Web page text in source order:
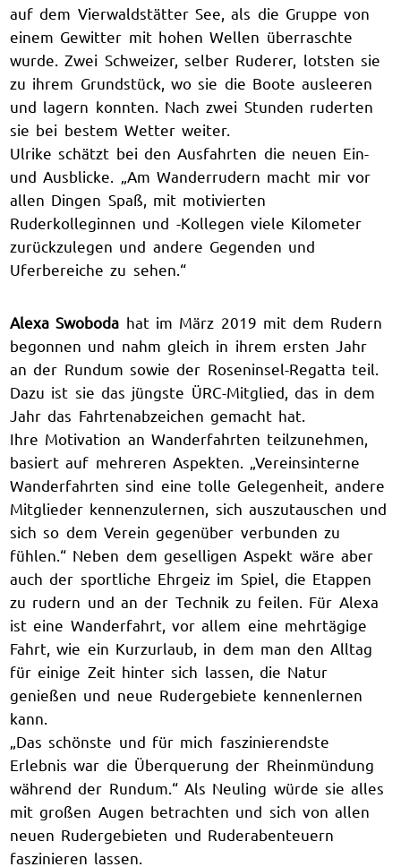
auf dem Vierwaldstätter See, als die Gruppe von
einem Gewitter mit hohen Wellen überraschte
wurde. Zwei Schweizer, selber Ruderer, lotsten sie
zu ihrem Grundstück, wo sie die Boote ausleeren
und lagern konnten. Nach zwei Stunden ruderten
sie bei bestem Wetter weiter.
Ulrike schätzt bei den Ausfahrten die neuen Ein-
und Ausblicke. „Am Wanderrudern macht mir vor
allen Dingen Spaß, mit motivierten
Ruderkolleginnen und -Kollegen viele Kilometer
zurückzulegen und andere Gegenden und
Uferbereiche zu sehen.“
Alexa Swoboda hat im März 2019 mit dem Rudern
begonnen und nahm gleich in ihrem ersten Jahr
an der Rundum sowie der Roseninsel-Regatta teil.
Dazu ist sie das jüngste ÜRC-Mitglied, das in dem
Jahr das Fahrtenabzeichen gemacht hat.
Ihre Motivation an Wanderfahrten teilzunehmen,
basiert auf mehreren Aspekten. „Vereinsinterne
Wanderfahrten sind eine tolle Gelegenheit, andere
Mitglieder kennenzulernen, sich auszutauschen und
sich so dem Verein gegenüber verbunden zu
fühlen.“ Neben dem geselligen Aspekt wäre aber
auch der sportliche Ehrgeiz im Spiel, die Etappen
zu rudern und an der Technik zu feilen. Für Alexa
ist eine Wanderfahrt, vor allem eine mehrtägige
Fahrt, wie ein Kurzurlaub, in dem man den Alltag
für einige Zeit hinter sich lassen, die Natur
genießen und neue Rudergebiete kennenlernen
kann.
„Das schönste und für mich faszinierendste
Erlebnis war die Überquerung der Rheinmündung
während der Rundum.“ Als Neuling würde sie alles
mit großen Augen betrachten und sich von allen
neuen Rudergebieten und Ruderabenteuern
faszinieren lassen.